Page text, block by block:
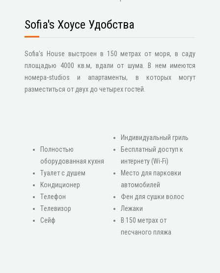
Sofia's Хоусе Удобства
Sofia's House выстроен в 150 метрах от моря, в саду
площадью 4000 кв.м, вдали от шума. В нем имеются
номера-studios и апартаменты, в которых могут
разместиться от двух до четырех гостей.
Πолностью
оборудованная кухня
Туалет с душем
Κондиционер
Τелефон
Τелевизор
Сейф
Индивидуальный гриль
Бесплатный доступ к
интернету (Wi-Fi)
Место для парковки
автомобилей
Фен для сушки волос
Лежаки
В 150 метрах от
песчаного пляжа